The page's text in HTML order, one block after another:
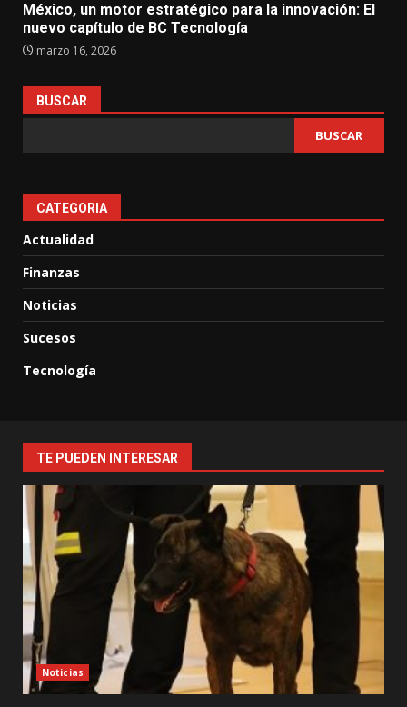
México, un motor estratégico para la innovación: El
nuevo capítulo de BC Tecnología
marzo 16, 2026
BUSCAR
BUSCAR
CATEGORIA
Actualidad
Finanzas
Noticias
Sucesos
Tecnología
TE PUEDEN INTERESAR
Noticias